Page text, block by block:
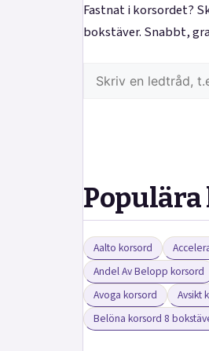
Fastnat i korsordet?
bokstäver. Snabbt,
Aalto korsord
Andel Av Belopp korsord
Avoga korsord
Avsikt
Belöna korsord 8